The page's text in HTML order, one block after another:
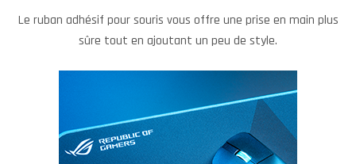
Le ruban adhésif pour souris vous offre une prise en main plus
sûre tout en ajoutant un peu de style.